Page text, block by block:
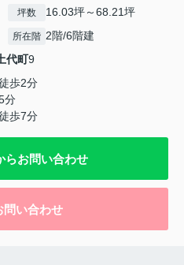
坪数 16.03坪～68.21坪
所在階 2階/6階建
代町9
歩2分
分
歩7分
らお問い合わせ
問い合わせ